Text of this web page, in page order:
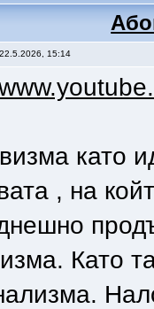
15:14
като
, на
Като